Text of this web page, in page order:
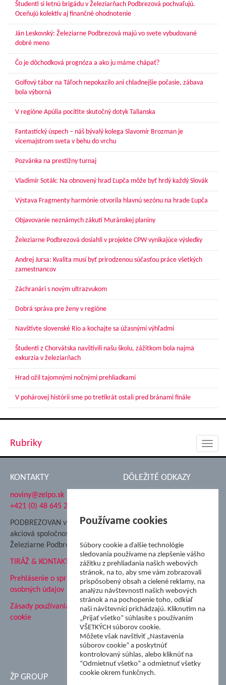
Študenti si letnú brigádu v Železiarňach Podbrezová pochvaľujú.
Oceňujú kolektív aj finančné ohodnotenie
Ján Leskovský: Železiarne Podbrezová majú vo svete vybudované
dobré meno
Čo je dôchodková prognóza a ako ju máme chápať?
Golfový tábor na Táľoch nepokazilo ani chladnejšie počasie, zábava
bola výborná
V regióne Apúlia pocítite skutočný dotyk Talianska
Fantastický úspech – náš bývalý kolega Slavomír Brozman je
vicemajstrom sveta v behu do vrchu
Pozvánka na prestížny turnaj
Vladimír Soták: Na obnovený hrad Ľupča môže byť hrdý každý Slovák
Výstava Fragmenty harmónie otvorila hlavnú sezónu na hrade Ľupča
Objavovanie neznámych zákutí Muránskej planiny
Železiarne Podbrezová dosiahli v projekte CPW vynikajúce výsledky
Andrej Jursa: Kvalita musí byť prirodzenou súčasťou práce všetkých
zamestnancov
Záchranári s novým ultrazvukom
Dobrá správa pre ženy v regióne
Navštívte slovenské Rio a kochajte sa úžasnými výhľadmi
Študenti z Chorvátska navštívili našu školu, zážitkom bola najmä
exkurzia v železiarňach
Hrad ožil tajomnými nočnými prehliadkami
V pohárovej histórii sme po tretíkrát ostali pred bránami finále
Rubriky
KONTAKTY
noviny@zelpo.sk
+421 (0) 48 645 2711
PODBREZOVAN vydáva
akciová spoločnosť
Železiarne Podbrezová
TIRÁŽ & KONTAKT
Prehlásenie o spracovaní
osobných údajov
Zásady používania súborov
cookie
DÔLEŽITÉ ODKAZY
Nadácia Železiarne
ŽP Informatika s.r.o.
ŠK Železiarne Podbrezová
Tále a.s.
ŽP GROUP
Používame cookies
Súbory cookie a ďalšie technológie
sledovania používame na zlepšenie vášho
zážitku z prehliadania našich webových
stránok, na to, aby sme vám zobrazovali
prispôsobený obsah a cielené reklamy, na
analýzu návštevnosti našich webových
stránok a na pochopenie toho, odkiaľ
naši návštevníci prichádzajú. Kliknutím na
„Prijať všetko” súhlasíte s používaním
VŠETKÝCH súborov cookie.
Môžete však navštíviť „Nastavenia
súborov cookie” a poskytnúť
kontrolovaný súhlas, alebo kliknúť na
“Odmietnuť všetko” a odmietnuť všetky
cookie okrem funkčnych.